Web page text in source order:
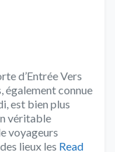
d’Entrée Vers
également connue
est bien plus
véritable
voyageurs
lieux les Read